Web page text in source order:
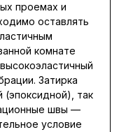
проемах и
оставлять
комнате
Затирка
так
швы —
условие